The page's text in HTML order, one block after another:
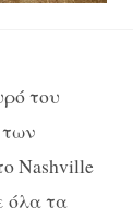
του
Nashville
όλα τα